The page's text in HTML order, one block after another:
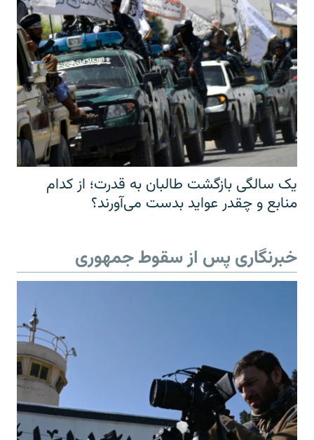
یک سالگی بازگشت طالبان به قدرت؛ از کدام
منابع و چقدر عواید بدست می‌آورند؟
خبرنگاری پس از سقوط جمهوری